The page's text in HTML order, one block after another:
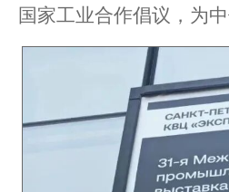
国家工业合作倡议，为